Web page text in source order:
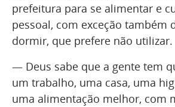
prefeitura para se alimentar e
pessoal, com exceção também
dormir, que prefere não utilizar.
— Deus sabe que a gente tem
um trabalho, uma casa, uma
uma alimentação melhor, com